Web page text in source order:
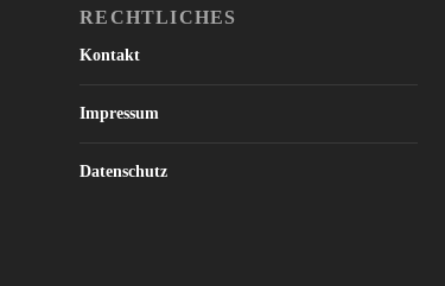
RECHTLICHES
Kontakt
Impressum
Datenschutz